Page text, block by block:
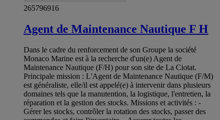
265796916
Agent de Maintenance Nautique F H
Dans le cadre du renforcement de son Groupe la société
Monaco Marine est à la recherche d'un(e) Agent de
Maintenance Nautique (F/H) pour son site de La Ciotat.
Principale mission : L'Agent de Maintenance Nautique (F/M)
est généraliste, elle/il est appelé(e) à intervenir dans plusieurs
domaines tels que la manutention, la logistique, l'entretien, la
réparation et la gestion des stocks. Missions et activités : -
Gérer les stocks, contrôler la rotation des stocks, passer des